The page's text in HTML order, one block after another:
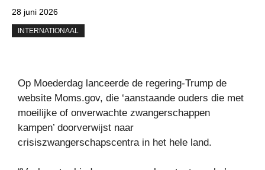
28 juni 2026
INTERNATIONAAL
Op Moederdag lanceerde de regering-Trump de
website Moms.gov, die ‘aanstaande ouders die met
moeilijke of onverwachte zwangerschappen
kampen’ doorverwijst naar
crisiszwangerschapscentra in het hele land.